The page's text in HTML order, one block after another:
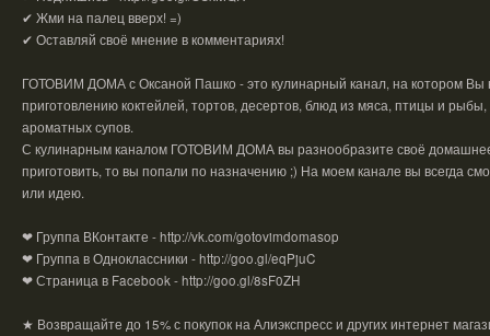
✔ Жми на палец вверх! =)
✔ Оставляй своё мнение в комментариях!
ГОТОВИМ ДОМА с Оксаной Пашко - это кулинарный канал, на котором Вы
приготовлению коктейлей, тортов, десертов, блюд из мяса, птицы и рыбы,
ароматных супов.
С кулинарным каналом ГОТОВИМ ДОМА вы разнообразите своё
приготовить, то вы попали по назначению ;) На моем канале вы всегда
или идею.
❤ Группа ВКонтакте - http://vk.com/gotovimdomasop
❤ Группа в Одноклассники - http://goo.gl/eqPjuC
❤ Страница в Facebook - http://goo.gl/8sF0ZH
★ Возвращайте до 15% с покупок на Алиэкспресс и других интернет